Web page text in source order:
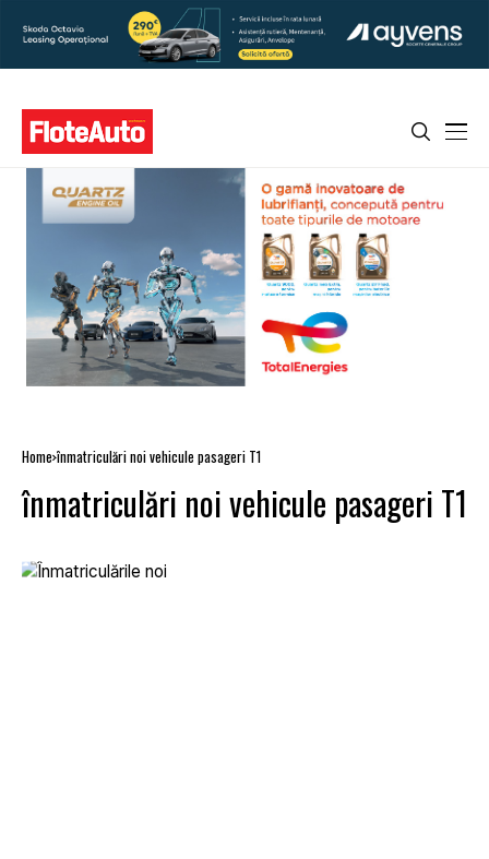
Home înmatriculări noi vehicule pasageri T1
înmatriculări noi vehicule pasageri T1